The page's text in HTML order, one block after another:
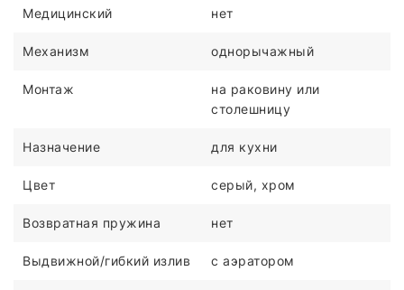
Медицинский нет
Механизм однорычажный
Монтаж
на раковину или
столешницу
Назначение для кухни
Цвет серый, хром
Возвратная пружина нет
Выдвижной/гибкий излив с аэратором